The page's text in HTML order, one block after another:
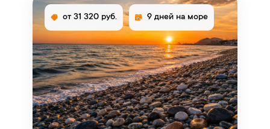
от 31 320 руб. 9 дней на море